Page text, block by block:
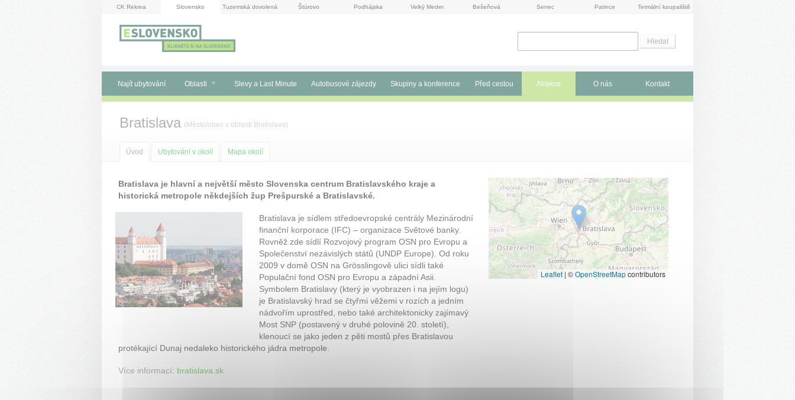
CK Rekrea Slovensko Tuzemská dovolená Štúrovo Podhájska Velký Meder Bešeňová Senec Patince Termální koupaliště
Najít ubytování Oblasti Slevy a Last Minute Autobusové zájezdy Skupiny a konference Před cestou Atrakce O nás Kontakt
Bratislava ( Město/obec v oblasti Bratislava)
Úvod Ubytování v okolí Mapa okolí
Bratislava je hlavní a největší město Slovenska centrum Bratislavského kraje a
historická metropole někdejších žup Prešpurské a Bratislavské.
Bratislava je sídlem středoevropské centrály Mezinárodní
finanční korporace (IFC) – organizace Světové banky.
Rovněž zde sídlí Rozvojový program OSN pro Evropu a
Společenství nezávislých států (UNDP Europe). Od roku
2009 v domě OSN na Grösslingově ulici sídli také
Populační fond OSN pro Evropu a západní Asii.
Symbolem Bratislavy (který je vyobrazen i na jejím logu)
je Bratislavský hrad se čtyřmi věžemi v rozích a jedním
nádvořím uprostřed, nebo také architektonicky zajímavý
Most SNP (postavený v druhé polovině 20. století),
klenoucí se jako jeden z pěti mostů přes Bratislavou
protékající Dunaj nedaleko historického jádra metropole.
Více informací: bratislava.sk
Leaflet | ©OpenStreetMapcontributors